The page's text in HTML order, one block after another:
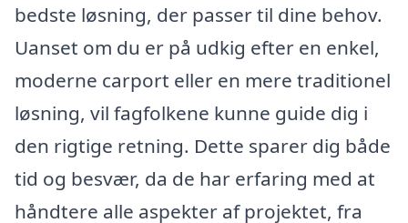
bedste løsning, der passer til dine behov.
Uanset om du er på udkig efter en enkel,
moderne carport eller en mere traditionel
løsning, vil fagfolkene kunne guide dig i
den rigtige retning. Dette sparer dig både
tid og besvær, da de har erfaring med at
håndtere alle aspekter af projektet, fra